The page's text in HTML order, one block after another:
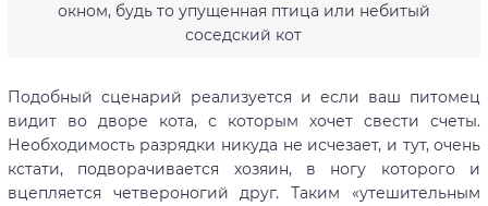
окном, будь то упущенная птица или небитый
соседский кот
Подобный сценарий реализуется и если ваш питомец
видит во дворе кота, с которым хочет свести счеты.
Необходимость разрядки никуда не исчезает, и тут, очень
кстати, подворачивается хозяин, в ногу которого и
вцепляется четвероногий друг. Таким «утешительным